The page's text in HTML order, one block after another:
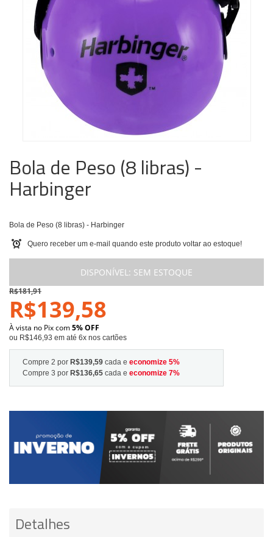
Bola de Peso (8 libras) -
Harbinger
Bola de Peso (8 libras) - Harbinger
Quero receber um e-mail quando este produto voltar ao estoque!
DISPONÍVEL: SEM ESTOQUE
R$181,91
R$139,58
À vista no Pix com5% OFF
ou R$146,93 em até 6x nos cartões
Compre 2 por R$139,59 cada e economize 5%
Compre 3 por R$136,65 cada e economize 7%
Detalhes